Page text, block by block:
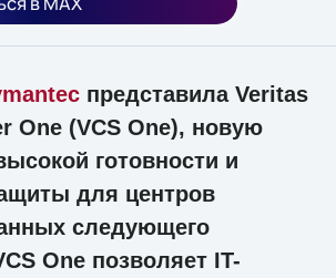
представила Veritas
One (VCS One), новую
готовности и
для центров
следующего
One позволяет IT-